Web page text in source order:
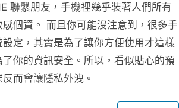
聯繫朋友，手機裡幾乎裝著人們所有
個資。 而且你可能沒注意到，很多手
定，其實是為了讓你方便使用才這樣
你的資訊安全。所以，看似貼心的預
而會讓隱私外洩。